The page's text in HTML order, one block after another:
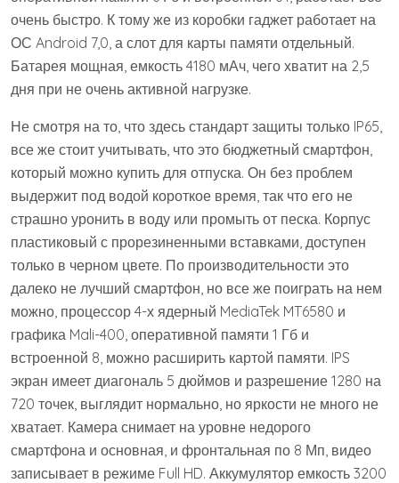
очень быстро. К тому же из коробки гаджет работает на
ОС Android 7,0, а слот для карты памяти отдельный.
Батарея мощная, емкость 4180 мАч, чего хватит на 2,5
дня при не очень активной нагрузке.
Не смотря на то, что здесь стандарт защиты только IP65,
все же стоит учитывать, что это бюджетный смартфон,
который можно купить для отпуска. Он без проблем
выдержит под водой короткое время, так что его не
страшно уронить в воду или промыть от песка. Корпус
пластиковый с прорезиненными вставками, доступен
только в черном цвете. По производительности это
далеко не лучший смартфон, но все же поиграть на нем
можно, процессор 4-х ядерный MediaTek MT6580 и
графика Mali-400, оперативной памяти 1 Гб и
встроенной 8, можно расширить картой памяти. IPS
экран имеет диагональ 5 дюймов и разрешение 1280 на
720 точек, выглядит нормально, но яркости не много не
хватает. Камера снимает на уровне недорого
смартфона и основная, и фронтальная по 8 Мп, видео
записывает в режиме Full HD. Аккумулятор емкость 3200